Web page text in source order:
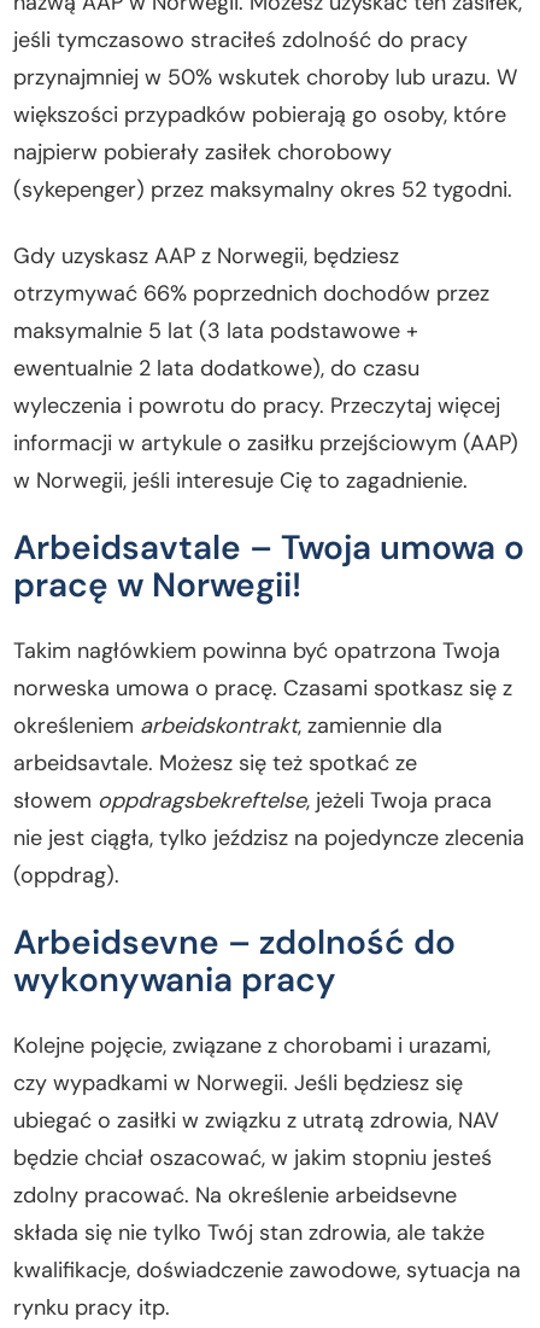
jeśli tymczasowo straciłeś zdolność do pracy
przynajmniej w 50% wskutek choroby lub urazu. W
większości przypadków pobierają go osoby, które
najpierw pobierały zasiłek chorobowy
(sykepenger) przez maksymalny okres 52 tygodni.
Gdy uzyskasz AAP z Norwegii, będziesz
otrzymywać 66% poprzednich dochodów przez
maksymalnie 5 lat (3 lata podstawowe +
ewentualnie 2 lata dodatkowe), do czasu
wyleczenia i powrotu do pracy. Przeczytaj więcej
informacji w artykule o zasiłku przejściowym (AAP)
w Norwegii, jeśli interesuje Cię to zagadnienie.
Arbeidsavtale – Twoja umowa o
pracę w Norwegii!
Takim nagłówkiem powinna być opatrzona Twoja
norweska umowa o pracę. Czasami spotkasz się z
określeniem arbeidskontrakt, zamiennie dla
arbeidsavtale. Możesz się też spotkać ze
słowem oppdragsbekreftelse, jeżeli Twoja praca
nie jest ciągła, tylko jeździsz na pojedyncze zlecenia
(oppdrag).
Arbeidsevne – zdolność do
wykonywania pracy
Kolejne pojęcie, związane z chorobami i urazami,
czy wypadkami w Norwegii. Jeśli będziesz się
ubiegać o zasiłki w związku z utratą zdrowia, NAV
będzie chciał oszacować, w jakim stopniu jesteś
zdolny pracować. Na określenie arbeidsevne
składa się nie tylko Twój stan zdrowia, ale także
kwalifikacje, doświadczenie zawodowe, sytuacja na
rynku pracy itp.